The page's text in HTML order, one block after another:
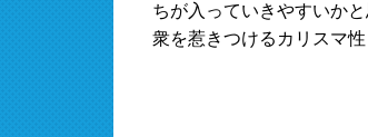
ちが入っていきやすいか
衆を惹きつけるカリスマ